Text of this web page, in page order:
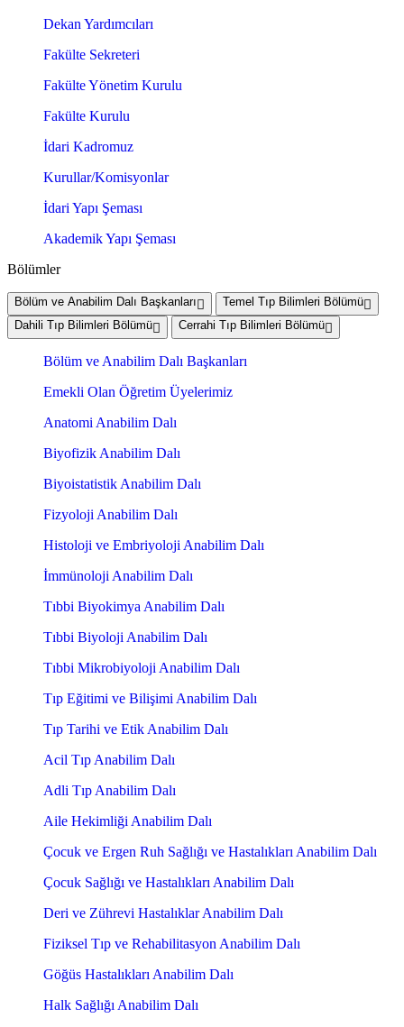
Dekan Yardımcıları
Fakülte Sekreteri
Fakülte Yönetim Kurulu
Fakülte Kurulu
İdari Kadromuz
Kurullar/Komisyonlar
İdari Yapı Şeması
Akademik Yapı Şeması
Bölümler
Bölüm ve Anabilim Dalı Başkanları
Temel Tıp Bilimleri Bölümü
Dahili Tıp Bilimleri Bölümü
Cerrahi Tıp Bilimleri Bölümü
Bölüm ve Anabilim Dalı Başkanları
Emekli Olan Öğretim Üyelerimiz
Anatomi Anabilim Dalı
Biyofizik Anabilim Dalı
Biyoistatistik Anabilim Dalı
Fizyoloji Anabilim Dalı
Histoloji ve Embriyoloji Anabilim Dalı
İmmünoloji Anabilim Dalı
Tıbbi Biyokimya Anabilim Dalı
Tıbbi Biyoloji Anabilim Dalı
Tıbbi Mikrobiyoloji Anabilim Dalı
Tıp Eğitimi ve Bilişimi Anabilim Dalı
Tıp Tarihi ve Etik Anabilim Dalı
Acil Tıp Anabilim Dalı
Adli Tıp Anabilim Dalı
Aile Hekimliği Anabilim Dalı
Çocuk ve Ergen Ruh Sağlığı ve Hastalıkları Anabilim Dalı
Çocuk Sağlığı ve Hastalıkları Anabilim Dalı
Deri ve Zührevi Hastalıklar Anabilim Dalı
Fiziksel Tıp ve Rehabilitasyon Anabilim Dalı
Göğüs Hastalıkları Anabilim Dalı
Halk Sağlığı Anabilim Dalı